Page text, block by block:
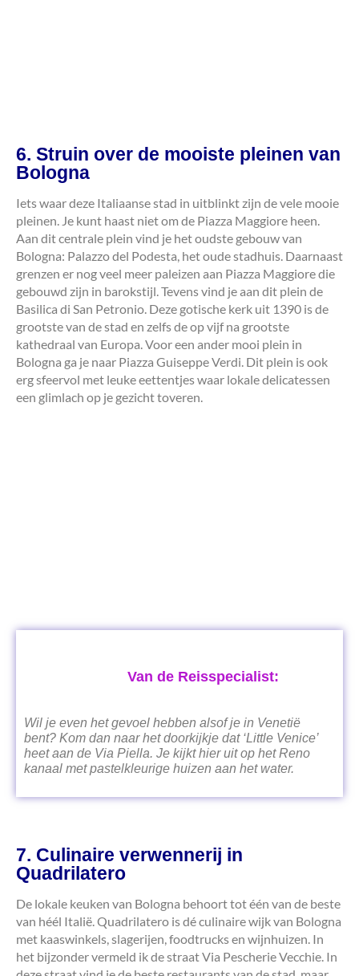
6. Struin over de mooiste pleinen van
Bologna
Iets waar deze Italiaanse stad in uitblinkt zijn de vele mooie
pleinen. Je kunt haast niet om de Piazza Maggiore heen.
Aan dit centrale plein vind je het oudste gebouw van
Bologna: Palazzo del Podesta, het oude stadhuis. Daarnaast
grenzen er nog veel meer paleizen aan Piazza Maggiore die
gebouwd zijn in barokstijl. Tevens vind je aan dit plein de
Basilica di San Petronio. Deze gotische kerk uit 1390 is de
grootste van de stad en zelfs de op vijf na grootste
kathedraal van Europa. Voor een ander mooi plein in
Bologna ga je naar Piazza Guiseppe Verdi. Dit plein is ook
erg sfeervol met leuke eettentjes waar lokale delicatessen
een glimlach op je gezicht toveren.
Van de Reisspecialist:
Wil je even het gevoel hebben alsof je in Venetië
bent? Kom dan naar het doorkijkje dat ‘Little Venice’
heet aan de Via Piella. Je kijkt hier uit op het Reno
kanaal met pastelkleurige huizen aan het water.
7. Culinaire verwennerij in
Quadrilatero
De lokale keuken van Bologna behoort tot één van de beste
van héél Italië. Quadrilatero is dé culinaire wijk van Bologna
met kaaswinkels, slagerijen, foodtrucks en wijnhuizen. In
het bijzonder vermeld ik de straat Via Pescherie Vecchie. In